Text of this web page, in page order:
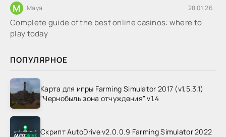
M Maya 28.01.26
Complete guide of the best online casinos: where to
play today
ПОПУЛЯРНОЕ
Карта для игры Farming Simulator 2017 (v1.5.3.1)
"Чернобыль зона отчуждения" v1.4
Скрипт AutoDrive v2.0.0.9 Farming Simulator 2022